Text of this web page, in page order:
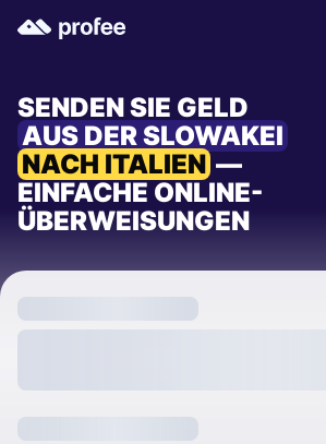
SENDEN SIE GELD
AUS DER SLOWAKEI
NACH ITALIEN —
EINFACHE ONLINE-
ÜBERWEISUNGEN